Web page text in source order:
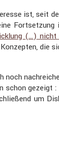
ist, seit
(…)
die
noch
um